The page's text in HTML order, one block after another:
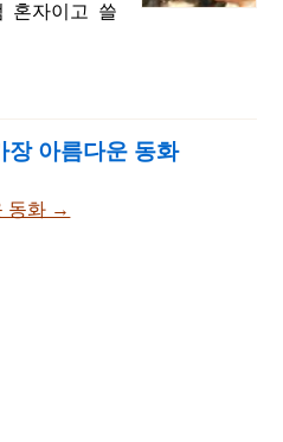
올 수 없었습
가 죽은 것
혼자이고 쓸
게 가장 힘
히 앉아 생각
자기 그녀가
종이 울리는
생각에 몰
장 아름다운 동화
동화 →